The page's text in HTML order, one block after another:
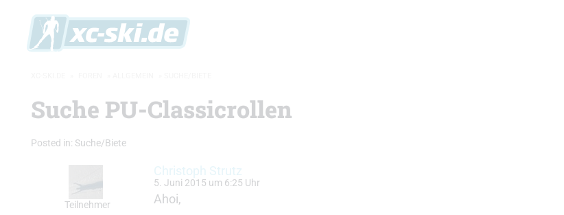
Suche PU-Classicrollen
Posted in: Suche/Biete
Teilnehmer
Christoph Strutz
5. Juni 2015 um 6:25 Uhr
Ahoi,